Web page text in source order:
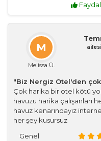
M
Melissa Ü.
"Biz Nergiz Otel'den
Çok harika bir otel kötü
havuzu harika çalışanları
havuz kenarındayız
her şey kusursuz
Genel